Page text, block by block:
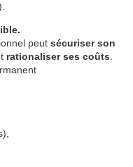
peut sécuriser son
rationaliser ses coûts